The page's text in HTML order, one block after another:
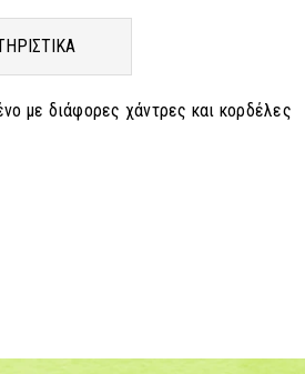
με διάφορες χάντρες και κορδέλες